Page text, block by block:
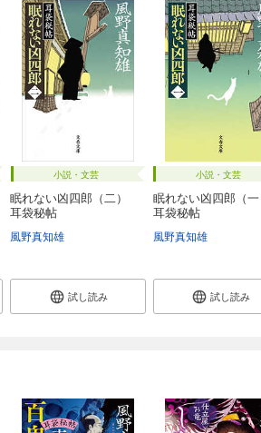
小説・文芸
眠れない凶四郎（二）
耳袋秘帖
風野真知雄
試し読み
小説・文芸
眠れない凶四郎（
耳袋秘帖
風野真知雄
試し読み